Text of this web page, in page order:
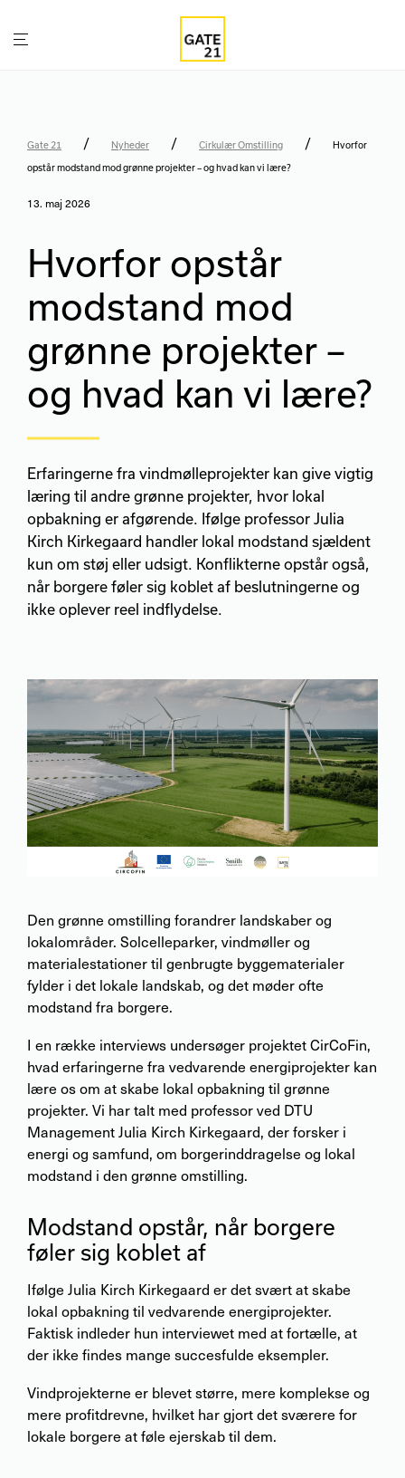
Gate 21 / Nyheder / Cirkulær Omstilling / Hvorfor
opstår modstand mod grønne projekter – og hvad kan vi lære?
13. maj 2026
Hvorfor opstår
modstand mod
grønne projekter –
og hvad kan vi lære?
Erfaringerne fra vindmølleprojekter kan give vigtig
læring til andre grønne projekter, hvor lokal
opbakning er afgørende. Ifølge professor Julia
Kirch Kirkegaard handler lokal modstand sjældent
kun om støj eller udsigt. Konflikterne opstår også,
når borgere føler sig koblet af beslutningerne og
ikke oplever reel indflydelse.
Den grønne omstilling forandrer landskaber og
lokalområder. Solcelleparker, vindmøller og
materialestationer til genbrugte byggematerialer
fylder i det lokale landskab, og det møder ofte
modstand fra borgere.
I en række interviews undersøger projektet CirCoFin,
hvad erfaringerne fra vedvarende energiprojekter kan
lære os om at skabe lokal opbakning til grønne
projekter. Vi har talt med professor ved DTU
Management Julia Kirch Kirkegaard, der forsker i
energi og samfund, om borgerinddragelse og lokal
modstand i den grønne omstilling.
Modstand opstår, når borgere
føler sig koblet af
Ifølge Julia Kirch Kirkegaard er det svært at skabe
lokal opbakning til vedvarende energiprojekter.
Faktisk indleder hun interviewet med at fortælle, at
der ikke findes mange succesfulde eksempler.
Vindprojekterne er blevet større, mere komplekse og
mere profitdrevne, hvilket har gjort det sværere for
lokale borgere at føle ejerskab til dem.